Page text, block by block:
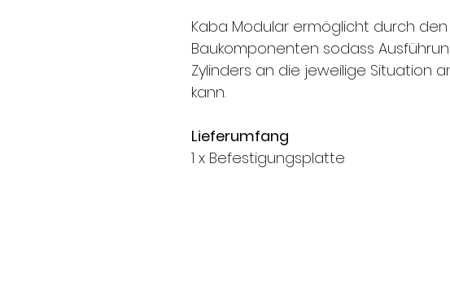
Kaba Modular ermöglicht durch
Baukomponenten sodass
Zylinders an die jeweilige Situation
kann.
Lieferumfang
1 x Befestigungsplatte